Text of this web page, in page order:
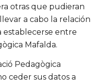
otras que pudieran
a cabo la relación
entre
Mafalda.
Pedagògica
ceder sus datos a